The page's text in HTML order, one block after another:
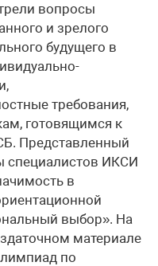
вопросы
и зрелого
будущего в
требования,
готовящимся к
Представленный
специалистов ИКСИ
в
выбор». На
материале
по